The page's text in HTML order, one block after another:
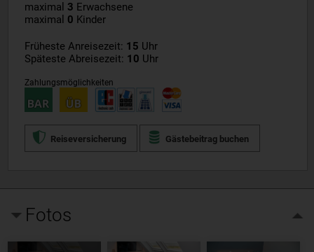
maximal 3 Erwachsene
maximal 0 Kinder
Früheste Anreisezeit: 15 Uhr
Späteste Abreisezeit: 10 Uhr
Zahlungsmöglichkeiten
Reiseversicherung Gästebeitrag buchen
Fotos